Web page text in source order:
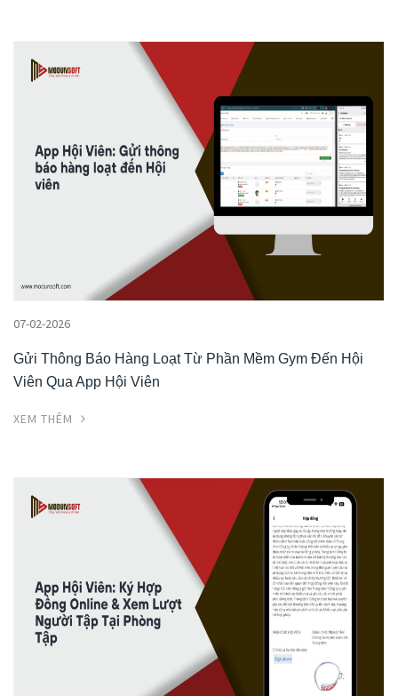
07-02-2026
Gửi Thông Báo Hàng Loạt Từ Phần Mềm Gym Đến Hội
Viên Qua App Hội Viên
XEM THÊM